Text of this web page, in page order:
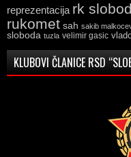
reprezentacija rk
rukomet sah sakib
sloboda tuzla velimir gasic
KLUBOVI ČLANICE RSD